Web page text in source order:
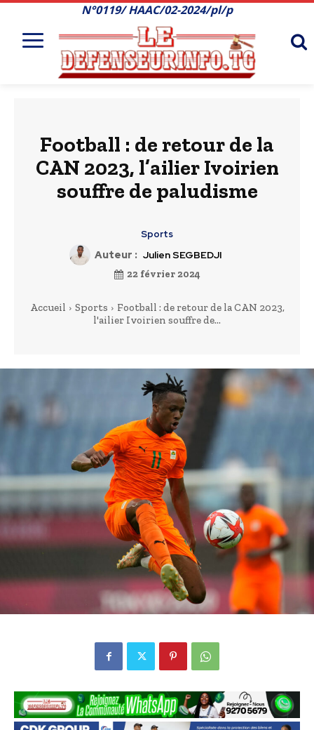
N°0119/ HAAC/02-2024/pl/p
Football : de retour de la
CAN 2023, l’ailier Ivoirien
souffre de paludisme
Sports
Auteur : Julien SEGBEDJI
22 février 2024
Accueil Sports
Football : de retour de la CAN 2023,
l'ailier Ivoirien souffre de...